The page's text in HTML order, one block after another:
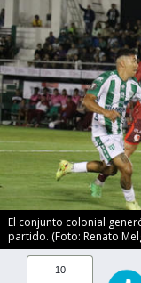
El conjunto colonial
partido. (Foto: Renato
10